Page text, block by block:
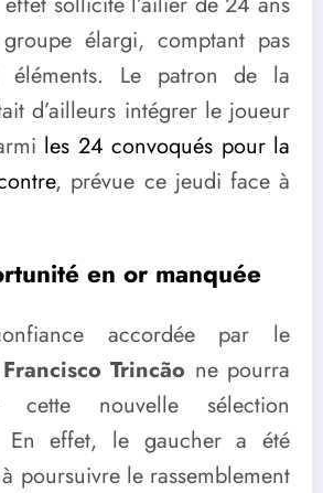
élargi, comptant pas
Le patron de la
d’ailleurs intégrer le joueur
les 24 convoqués pour la
, prévue ce jeudi face à
en or manquée
accordée par le
Francisco Trincão ne pourra
cette nouvelle sélection
En effet, le gaucher a été
poursuivre le rassemblement